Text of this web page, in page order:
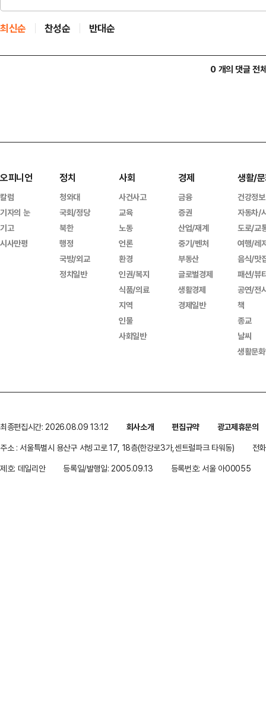
최신순 찬성순 반대순
0 개의 댓글 전
오피니언
칼럼
기자의 눈
기고
시사만평
정치
청와대
국회/정당
북한
행정
국방/외교
정치일반
사회
사건사고
교육
노동
언론
환경
인권/복지
식품/의료
지역
인물
사회일반
경제
금융
증권
산업/재계
중기/벤처
부동산
글로벌경제
생활경제
경제일반
생활/
건강정보
자동차/
도로/교
여행/레
음식/맛
패션/뷰
공연/전
책
종교
날씨
생활문
최종편집시간: 2026.08.09 13:12 회사소개 편집규약
광고제휴문의
주소 : 서울특별시 용산구 서빙고로 17, 18층(한강로3가,센트럴파크 타워동)
전
제호: 데일리안
등록일/발행일: 2005.09.13 등록번호: 서울 아00055